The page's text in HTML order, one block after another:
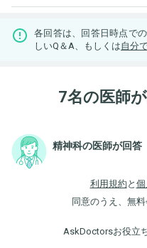
各回答は、回答日時点で
しいQ＆A、もしくは自分
7名の医師
精神科の医師が回答
利用規約 と
同意のうえ、無
AskDoctorsお役立